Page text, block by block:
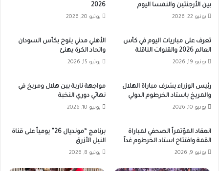
بين الأرجنتين والنمسا اليوم
يونيو 22, 2026
2026
يونيو 20, 2026
تعرف على مباريات اليوم في كأس
العالم 2026 والقنوات الناقلة
يونيو 19, 2026
الأهلي مدني يتوج بكأس السودان
واتحاد الكرة يهنئ
يونيو 15, 2026
رئيس الوزراء يشرف مباراة الهلال
والمريخ باستاد الخرطوم الدولي
يونيو 10, 2026
مواجهة نارية بين هلال ومريخ في
نهائي دوري النخبة
يونيو 10, 2026
انعقاد المؤتمراً الصحفي لمباراة
القمة وافتتاح استاد الخرطوم غداً
يونيو 9, 2026
برنامج “مونديال 26” يومياً على قناة
النيل الأزرق
يونيو 8, 2026